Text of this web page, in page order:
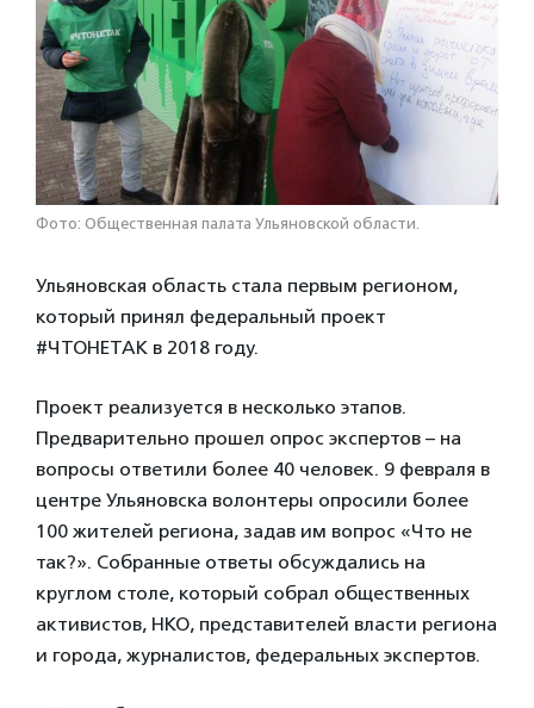
Фото: Общественная палата Ульяновской области.
Ульяновская область стала первым регионом,
который принял федеральный проект
#ЧТОНЕТАК в 2018 году.
Проект реализуется в несколько этапов.
Предварительно прошел опрос экспертов – на
вопросы ответили более 40 человек. 9 февраля в
центре Ульяновска волонтеры опросили более
100 жителей региона, задав им вопрос «Что не
так?». Собранные ответы обсуждались на
круглом столе, который собрал общественных
активистов, НКО, представителей власти региона
и города, журналистов, федеральных экспертов.